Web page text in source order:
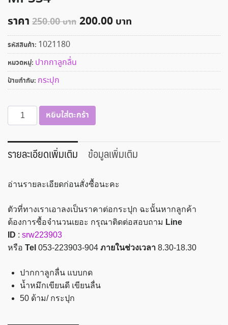
ราคา 250.00 200.00
รหัสสินค้า: 1021180
หมวดหมู่: ปากกาลูกลื่น
ป้ายกำกับ: กระปุก
จำนวน
ปากกา
ลื่น
สี
50
เม
เปิ้ล
รุ่น
MP334
หยิบใส่ตะกร้า
รายละเอียดเพิ่มเติม ข้อมูลเพิ่มเติม
อ่านรายละเอียดก่อนสั่งซื้อนะคะ
ตัวที่ทางเราเอาลงเป็นราคาต่อกระปุก ฉะนั้นหากลูกค้า
ต้องการซื้อจำนวนเยอะ กรุณาติดต่อสอบถาม Line
ID : srw223903
หรือ Tel 053-223903-904 ภายในช่วงเวลา 8.30-18.30
ปากกาลูกลื่น แบบกด
น้ำหมึกเขียนดี เขียนลื่น
50 ด้าม/ กระปุก